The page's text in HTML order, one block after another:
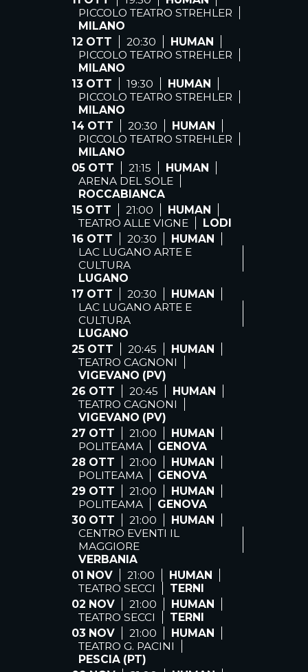
PICCOLO TEATRO STREHLER
MILANO
12 OTT
20:30
HUMAN
PICCOLO TEATRO STREHLER
MILANO
13 OTT
19:30
HUMAN
PICCOLO TEATRO STREHLER
MILANO
14 OTT
20:30
HUMAN
PICCOLO TEATRO STREHLER
MILANO
05 OTT
21:15
HUMAN
ARENA DEL SOLE
ROCCABIANCA
15 OTT
21:00
HUMAN
TEATRO ALLE VIGNE
LODI
16 OTT
20:30
HUMAN
LAC LUGANO ARTE E
CULTURA
LUGANO
17 OTT
20:30
HUMAN
LAC LUGANO ARTE E
CULTURA
LUGANO
25 OTT
20:45
HUMAN
TEATRO CAGNONI
VIGEVANO (PV)
26 OTT
20:45
HUMAN
TEATRO CAGNONI
VIGEVANO (PV)
27 OTT
21:00
HUMAN
POLITEAMA
GENOVA
28 OTT
21:00
HUMAN
POLITEAMA
GENOVA
29 OTT
21:00
HUMAN
POLITEAMA
GENOVA
30 OTT
21:00
HUMAN
CENTRO EVENTI IL
MAGGIORE
VERBANIA
01 NOV
21:00
HUMAN
TEATRO SECCI
TERNI
02 NOV
21:00
HUMAN
TEATRO SECCI
TERNI
03 NOV
21:00
HUMAN
TEATRO G. PACINI
PESCIA (PT)